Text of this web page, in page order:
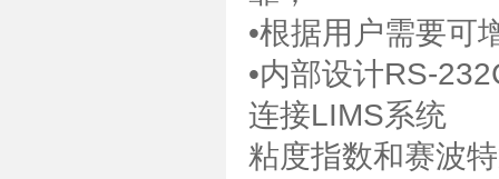
•根据用户需要可
•内部设计RS-
连接LIMS系统
粘度指数和赛波